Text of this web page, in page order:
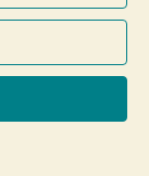
en banners
Landal